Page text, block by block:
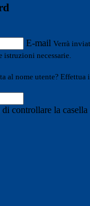
E-mail Verrà
necessarie.
al nome utente? Effettua
controllare la